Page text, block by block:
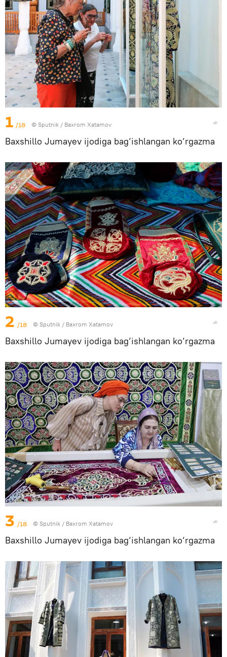
1 /18 © Sputnik / Baxrom Xatamov
Baxshillo Jumayev ijodiga bag‘ishlangan ko‘rgazma
2 /18 © Sputnik / Baxrom Xatamov
Baxshillo Jumayev ijodiga bag‘ishlangan ko‘rgazma
3 /18 © Sputnik / Baxrom Xatamov
Baxshillo Jumayev ijodiga bag‘ishlangan ko‘rgazma